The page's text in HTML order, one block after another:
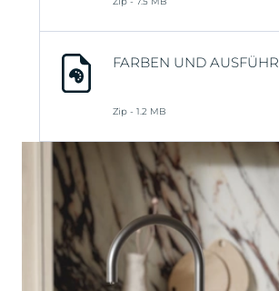
FARBEN UND
Zip - 1.2 MB